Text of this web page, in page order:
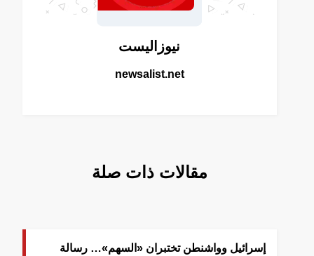
نيوزاليست
newsalist.net
مقالات ذات صلة
إسرائيل وواشنطن تختبران «السهم»… رسالة